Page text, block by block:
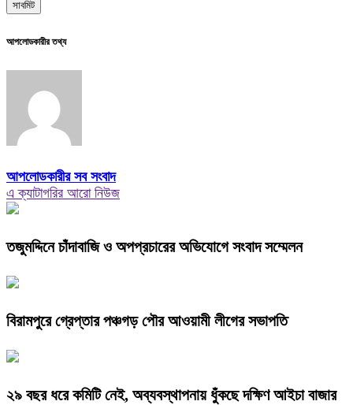
আপলোডকারীর তথ্য
আপলোডকারীর সব সংবাদ
এ ক্যাটাগরির আরো নিউজ
তজুমদ্দিনে চাঁদাবাজি ও অপপ্রচারের অভিযোগে সংবাদ সম্মেলন
বিরামপুরে গ্রেপ্তার পঞ্চগড় পৌর আওয়ামী লীগের সভাপতি
২৯ বছর ধরে কমিটি নেই, অব্যবস্থাপনায় ধুঁকছে দক্ষিণ আইচা বাজার